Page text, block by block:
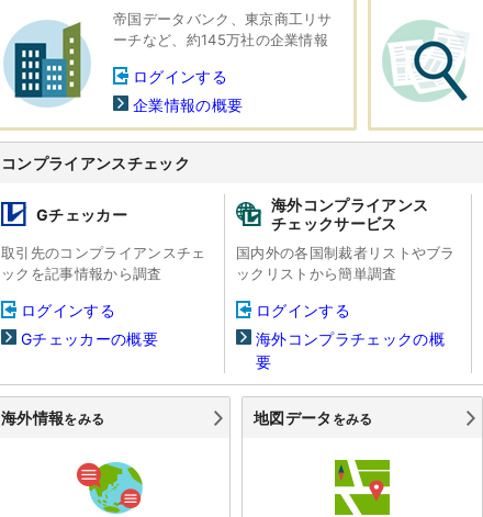
帝国データバンク、東京商工リサ
ーチなど、約145万社の企業情報
ログインする
企業情報の概要
コンプライアンスチェック
Gチェッカー
取引先のコンプライアンスチェ
ックを記事情報から調査
ログインする
Gチェッカーの概要
海外コンプライアンス
チェックサービス
国内外の各国制裁者リストやブラ
ックリストから簡単調査
ログインする
海外コンプラチェックの概
要
海外情報をみる 地図データ をみる